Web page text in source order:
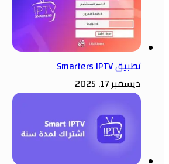
تطبيق Smarters IPTV
ديسمبر 17, 2025